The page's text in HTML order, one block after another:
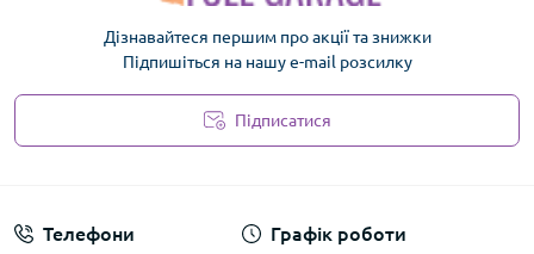
Дізнавайтеся першим про акції та знижки
Підпишіться на нашу e-mail розсилку
Підписатися
Телефони Графік роботи